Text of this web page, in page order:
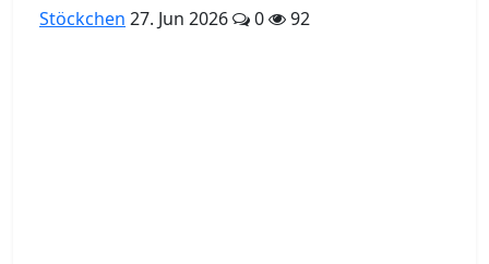
Stöckchen 27. Jun 2026 0 92